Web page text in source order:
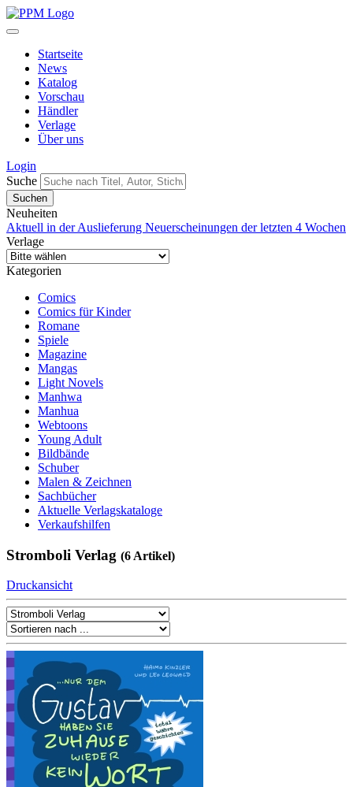
Startseite
News
Katalog
Vorschau
Händler
Verlage
Über uns
Login
Suche
Neuheiten
Aktuell in der Auslieferung Neuerscheinungen der letzten 4 Wochen
Verlage
Kategorien
Comics
Comics für Kinder
Romane
Spiele
Magazine
Mangas
Light Novels
Manhwa
Manhua
Webtoons
Young Adult
Bildbände
Schuber
Malen & Zeichnen
Sachbücher
Aktuelle Verlagskataloge
Verkaufshilfen
Stromboli Verlag (6 Artikel)
Druckansicht